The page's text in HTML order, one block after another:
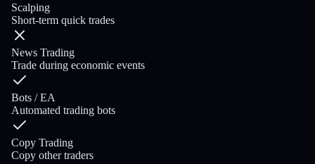
Scalping
Short-term quick trades
News Trading
Trade during economic events
Bots / EA
Automated trading bots
Copy Trading
Copy other traders